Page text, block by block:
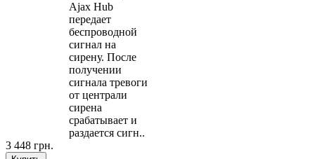
Ajax Hub
передает
беспроводной
сигнал на
сирену. После
получении
сигнала тревоги
от централи
сирена
срабатывает и
раздается сигн..
3 448 грн.